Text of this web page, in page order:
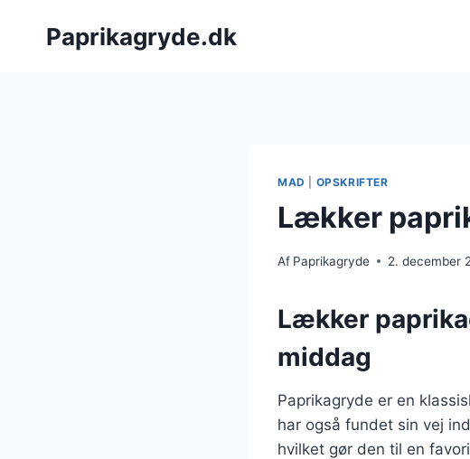
Paprikagryde.dk
MAD OPSKRIFTER
Lækker
Af Paprikagryde 2. december
Lækker
middag
Paprikagryde er en
har også fundet sin vej
hvilket gør den til en